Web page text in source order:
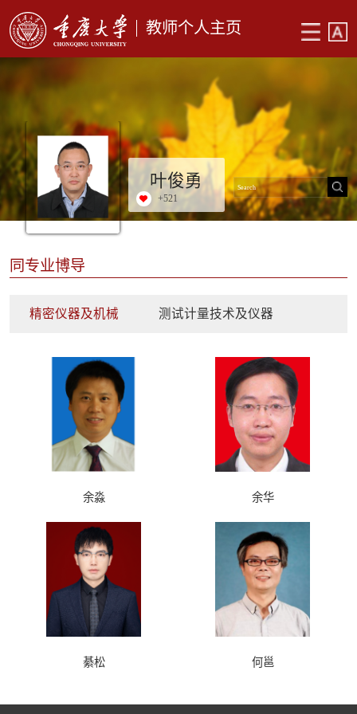
教师个人主页
叶俊勇
+521
同专业博导
精密仪器及机械 测试计量技术及仪器
余淼 余华
綦松 何邕